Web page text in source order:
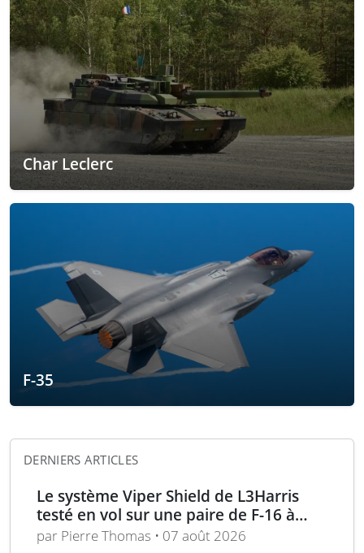
Char Leclerc
F-35
DERNIERS ARTICLES
Le système Viper Shield de L3Harris
testé en vol sur une paire de F-16 à
Edwards AFB
par Pierre Thomas • 07 août 2026